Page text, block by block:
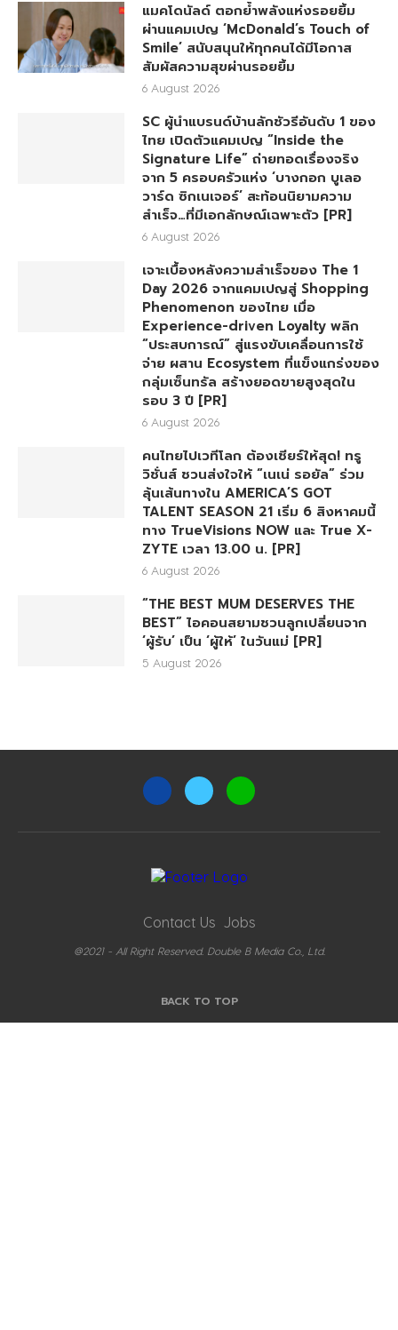
แมคโดนัลด์ ตอกย้ำพลังแห่งรอยยิ้ม
ผ่านแคมเปญ ‘McDonald’s Touch of
Smile’ สนับสนุนให้ทุกคนได้มีโอกาส
สัมผัสความสุขผ่านรอยยิ้ม
6 August 2026
SC ผู้นำแบรนด์บ้านลักชัวรีอันดับ 1 ของ
ไทย เปิดตัวแคมเปญ “Inside the
Signature Life” ถ่ายทอดเรื่องจริง
จาก 5 ครอบครัวแห่ง ‘บางกอก บูเลอ
วาร์ด ซิกเนเจอร์’ สะท้อนนิยามความ
สำเร็จ…ที่มีเอกลักษณ์เฉพาะตัว [PR]
6 August 2026
เจาะเบื้องหลังความสำเร็จของ The 1
Day 2026 จากแคมเปญสู่ Shopping
Phenomenon ของไทย เมื่อ
Experience-driven Loyalty พลิก
“ประสบการณ์” สู่แรงขับเคลื่อนการใช้
จ่าย ผสาน Ecosystem ที่แข็งแกร่งของ
กลุ่มเซ็นทรัล สร้างยอดขายสูงสุดใน
รอบ 3 ปี [PR]
6 August 2026
คนไทยไปเวทีโลก ต้องเชียร์ให้สุด! ทรู
วิชั่นส์ ชวนส่งใจให้ “เนเน่ รอยัล” ร่วม
ลุ้นเส้นทางใน AMERICA’S GOT
TALENT SEASON 21 เริ่ม 6 สิงหาคมนี้
ทาง TrueVisions NOW และ True X-
ZYTE เวลา 13.00 น. [PR]
6 August 2026
“THE BEST MUM DESERVES THE
BEST” ไอคอนสยามชวนลูกเปลี่ยนจาก
‘ผู้รับ’ เป็น ‘ผู้ให้’ ในวันแม่ [PR]
5 August 2026
Contact Us Jobs
@2021 - All Right Reserved. Double B Media Co., Ltd.
BACK TO TOP